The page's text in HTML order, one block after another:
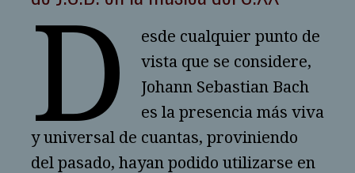
D
esde cualquier punto de
vista que se considere,
Johann Sebastian Bach
es la presencia más viva
y universal de cuantas, proviniendo
del pasado, hayan podido utilizarse en